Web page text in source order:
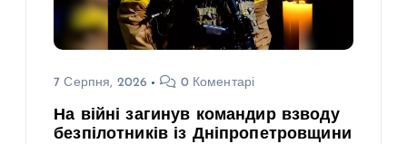
7 Серпня, 2026 0 Коментарі
На війні загинув командир взводу
безпілотників із Дніпропетровщини